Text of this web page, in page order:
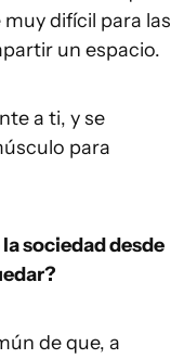
difícil para las
un espacio.
a ti, y se
para
sociedad desde
de que, a